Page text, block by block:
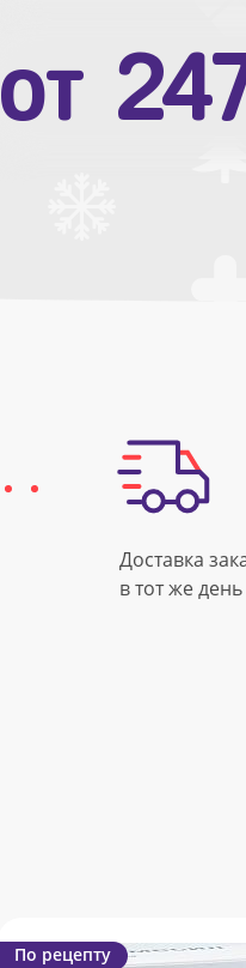
от
от
Доставка
в тот же день
По рецепту